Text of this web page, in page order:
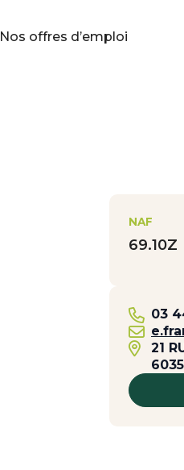
Nos offres d’emploi
NAF
69.10Z
03
21